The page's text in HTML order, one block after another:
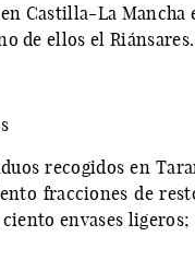
Castilla-La Mancha
de ellos el Riánsares.
recogidos en
fracciones de
envases